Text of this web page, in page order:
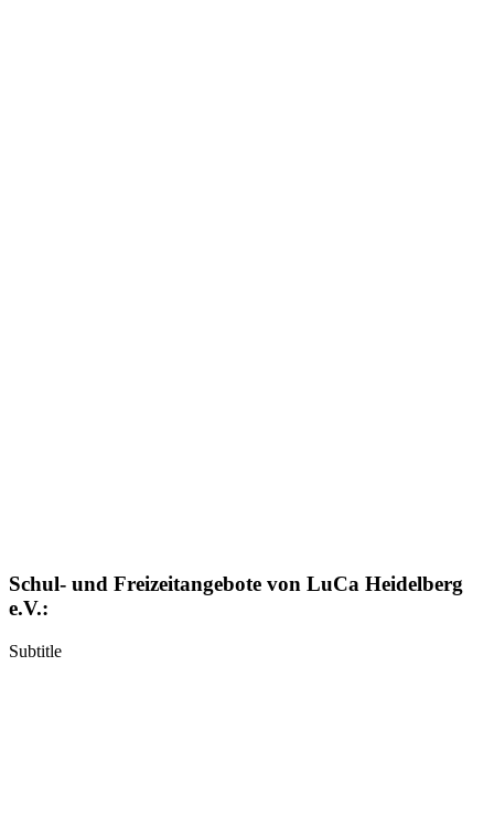
Schul- und Freizeitangebote von LuCa Heidelberg
e.V.:
Subtitle